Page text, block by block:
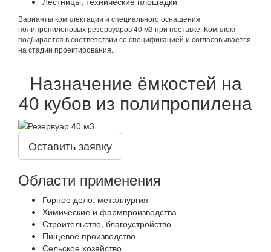
Варианты комплектации и специального оснащения
полипропиленовых резервуаров 40 м3 при поставке. Комплект
подбирается в соответствии со спецификацией и согласовывается
на стадии проектирования.
Назначение ёмкостей на
40 кубов из полипропилена
Оставить заявку
Области применения
Горное дело, металлургия
Химические и фармпроизводства
Строительство, благоустройство
Пищевое производство
Сельское хозяйство